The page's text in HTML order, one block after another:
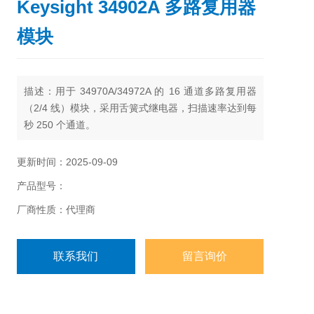
Keysight 34902A 多路复用器
模块
描述： 用于 34970A/34972A 的 16 通道多路复用器
（2/4 线）模块，采用舌簧式继电器，扫描速率达到每
秒 250 个通道。
更新时间：2025-09-09
产品型号：
厂商性质：代理商
联系我们 留言询价